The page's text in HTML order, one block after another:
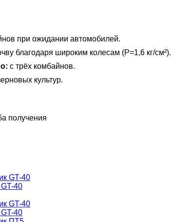
при ожидании автомобилей.
благодаря широким колесам (P=1,6 кг/см²).
с трёх комбайнов.
культур.
получения
40
40